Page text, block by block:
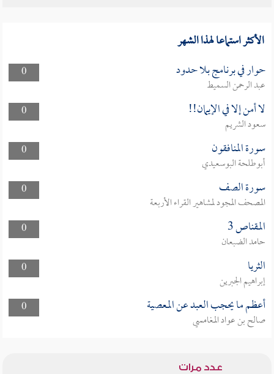
الأكثر استماعا لهذا الشهر
0 حوار في برنامج بلا حدود
عبد الرحمن السميط
0
لا أمن إلا في الإيمان!!
سعود الشريم
0
سورة المنافقون
أبوطلحة البوسعيدي
0
سورة الصف
المصحف المجود لمشاهير القراء الأربعة
0
المقناص 3
حامد الضبعان
0
الثريا
إبراهيم الجبرين
0
أعظم ما يحجب العبد عن المعصية
صالح بن عواد المغامسي
عدد مرات